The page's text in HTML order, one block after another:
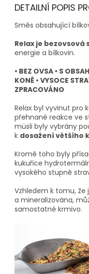
DETAILNÍ POPIS
Směs obsahující
Relax je bezovsová
energie a bílkovin.
• BEZ OVSA • S
KONĚ • VYSOCE
ZPRACOVÁNO
Relax byl vyvinut pro
přehnané reakce ve
müsli byly vybrány
k dosažení většího
Kromě toho byly
kukuřice
vysokého stupně
Vzhledem k tomu,
a mineralizována,
samostatné krmivo.